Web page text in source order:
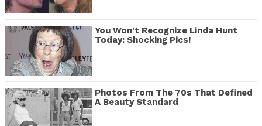
You Won't Recognize Linda Hunt
Today: Shocking Pics!
Photos From The 70s That Defined
A Beauty Standard